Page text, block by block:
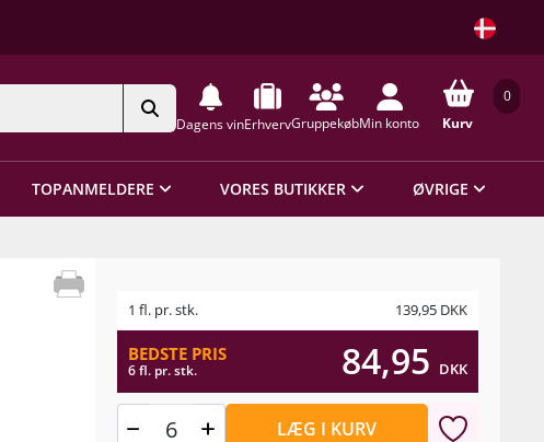
Dagens vinErhvervGruppekøbMin konto
0
Kurv
TOPANMELDERE VORES BUTIKKER ØVRIGE
1 fl. pr. stk. 139,95 DKK
BEDSTE PRIS
6 fl. pr. stk. 84,95 DKK
LÆG I KURV